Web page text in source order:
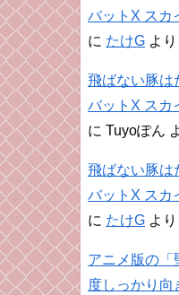
バットX スカ
に たけG より
飛ばない豚は
バットX スカ
に Tuyoぽん
飛ばない豚は
バットX スカ
に たけG より
アニメ版の「
度しっかり